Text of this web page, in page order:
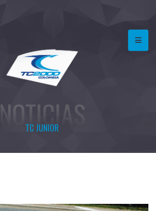
NOTICIAS
TC JUNIOR